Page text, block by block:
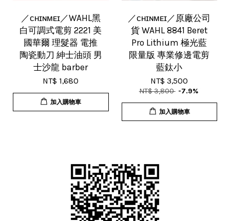
／ᴄʜɪɴᴍᴇɪ／WAHL黑
白可調式電剪 2221 美
國華爾 理髮器 電推
陶瓷動刀 紳士油頭 男
士沙龍 barber
NT$ 1,680
加入購物車
／ᴄʜɪɴᴍᴇɪ／原廠公司
貨 WAHL 8841 Beret
Pro Lithium 極光藍
限量版 專業修邊電剪
藍鈦小
NT$ 3,500
NT$ 3,800 -7.9%
加入購物車